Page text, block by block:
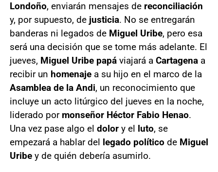
Londoño, enviarán mensajes de reconciliación
y, por supuesto, de justicia. No se entregarán
banderas ni legados de Miguel Uribe, pero esa
será una decisión que se tome más adelante. El
jueves, Miguel Uribe papá viajará a Cartagena a
recibir un homenaje a su hijo en el marco de la
Asamblea de la Andi, un reconocimiento que
incluye un acto litúrgico del jueves en la noche,
liderado por monseñor Héctor Fabio Henao.
Una vez pase algo el dolor y el luto, se
empezará a hablar del legado político de Miguel
Uribe y de quién debería asumirlo.